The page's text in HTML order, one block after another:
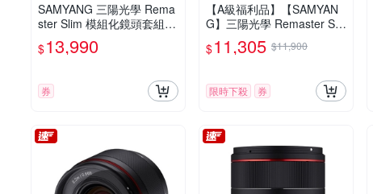
SAMYANG 三陽光學 Rema
ster Slim 模組化鏡頭套組
公司貨
$13,990
券
【A級福利品】【SAMYAN
G】三陽光學 Remaster Sli
m 模組化鏡頭套組 公司貨
$11,305 $11,900
限時下殺 券